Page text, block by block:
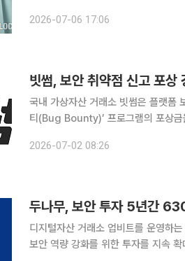
가 2026년 핵심 전략으로 기관용 인
2026-07-06 17:06
빗썸, 보안 취약점 신고 포
국내 가상자산 거래소 빗썸은 플랫폼
티(Bug Bounty)’ 프로그램의 포상금을 최
잠재적 위협을 제보받고 이를 선제적
2026-07-02 08:26
두나무, 보안 투자 5년간
디지털자산 거래소 업비트를 운영하
보안 역량 강화를 위한 투자를 지속